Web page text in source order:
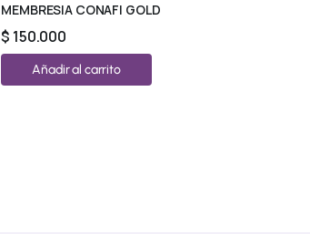
MEMBRESIA CONAFI GOLD
$ 150.000
Añadir al carrito